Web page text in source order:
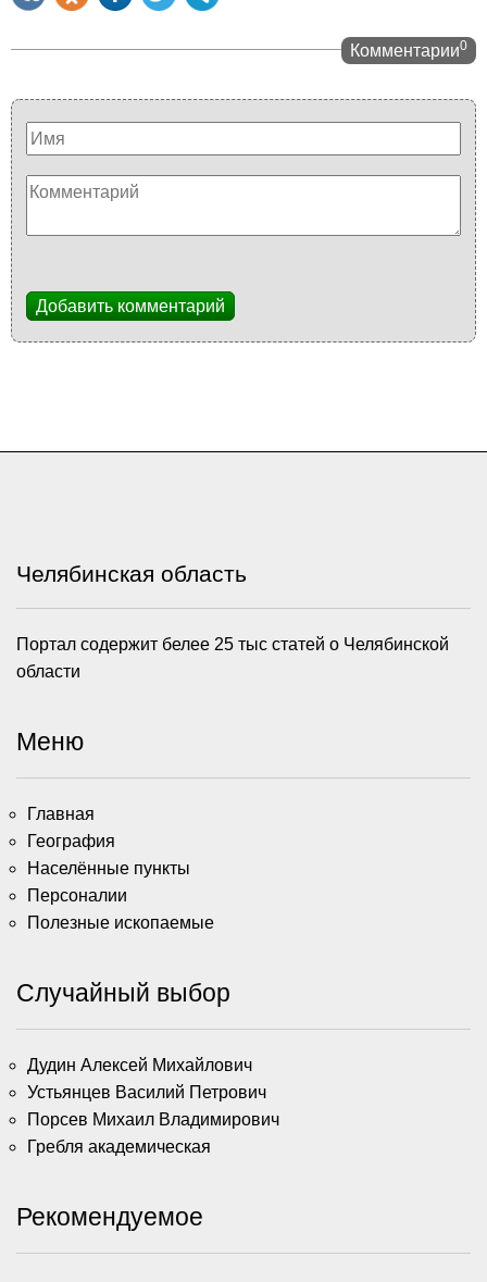
Комментарии0
Добавить комментарий
Челябинская область
Портал содержит белее 25 тыс статей о Челябинской
области
Меню
Главная
География
Населённые пункты
Персоналии
Полезные ископаемые
Случайный выбор
Дудин Алексей Михайлович
Устьянцев Василий Петрович
Порсев Михаил Владимирович
Гребля академическая
Рекомендуемое